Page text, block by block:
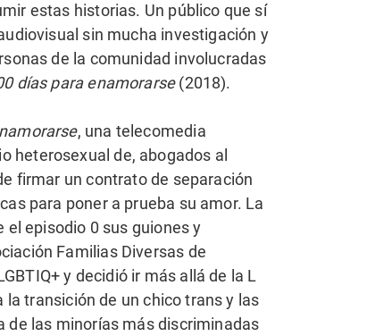
estas historias. Un público que sí
sin mucha investigación y
de la comunidad involucradas
días para enamorarse(2018).
, una telecomedia
heterosexual de, abogados al
firmar un contrato de separación
para poner a prueba su amor. La
episodio 0 sus guiones y
Familias Diversas de
y decidió ir más allá de la L
la transición de un chico trans y las
de las minorías más discriminadas